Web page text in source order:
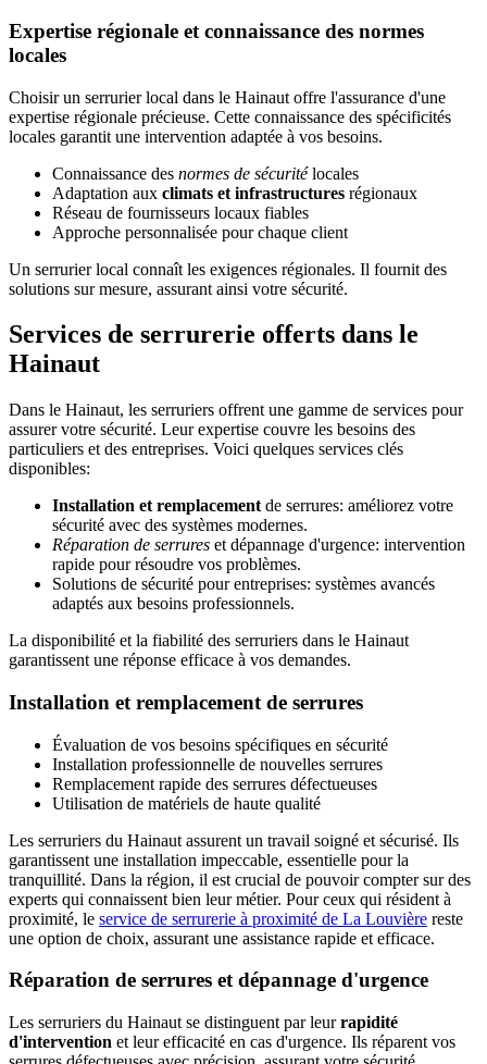
Expertise régionale et connaissance des normes
locales
Choisir un serrurier local dans le Hainaut offre l'assurance d'une
expertise régionale précieuse. Cette connaissance des spécificités
locales garantit une intervention adaptée à vos besoins.
Connaissance des normes de sécuritélocales
Adaptation aux climats et infrastructures régionaux
Réseau de fournisseurs locaux fiables
Approche personnalisée pour chaque client
Un serrurier local connaît les exigences régionales. Il fournit des
solutions sur mesure, assurant ainsi votre sécurité.
Services de serrurerie offerts dans le
Hainaut
Dans le Hainaut, les serruriers offrent une gamme de services pour
assurer votre sécurité. Leur expertise couvre les besoins des
particuliers et des entreprises. Voici quelques services clés
disponibles:
Installation et remplacement de serrures: améliorez votre
sécurité avec des systèmes modernes.
Réparation de serrures et dépannage d'urgence: intervention
rapide pour résoudre vos problèmes.
Solutions de sécurité pour entreprises: systèmes avancés
adaptés aux besoins professionnels.
La disponibilité et la fiabilité des serruriers dans le Hainaut
garantissent une réponse efficace à vos demandes.
Installation et remplacement de serrures
Évaluation de vos besoins spécifiques en sécurité
Installation professionnelle de nouvelles serrures
Remplacement rapide des serrures défectueuses
Utilisation de matériels de haute qualité
Les serruriers du Hainaut assurent un travail soigné et sécurisé. Ils
garantissent une installation impeccable, essentielle pour la
tranquillité. Dans la région, il est crucial de pouvoir compter sur des
experts qui connaissent bien leur métier. Pour ceux qui résident à
proximité, le service de serrurerie à proximité de La Louvière reste
une option de choix, assurant une assistance rapide et efficace.
Réparation de serrures et dépannage d'urgence
Les serruriers du Hainaut se distinguent par leurrapidité
d'intervention et leur efficacité en cas d'urgence. Ils réparent vos